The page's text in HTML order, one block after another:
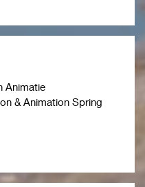
Animatie
& Animation Spring